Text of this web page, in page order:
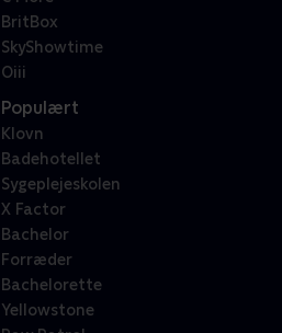
BritBox
SkyShowtime
Oiii
Populært
Klovn
Badehotellet
Sygeplejeskolen
X Factor
Bachelor
Forræder
Bachelorette
Yellowstone